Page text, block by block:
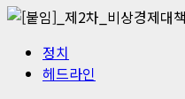
정치
헤드라인